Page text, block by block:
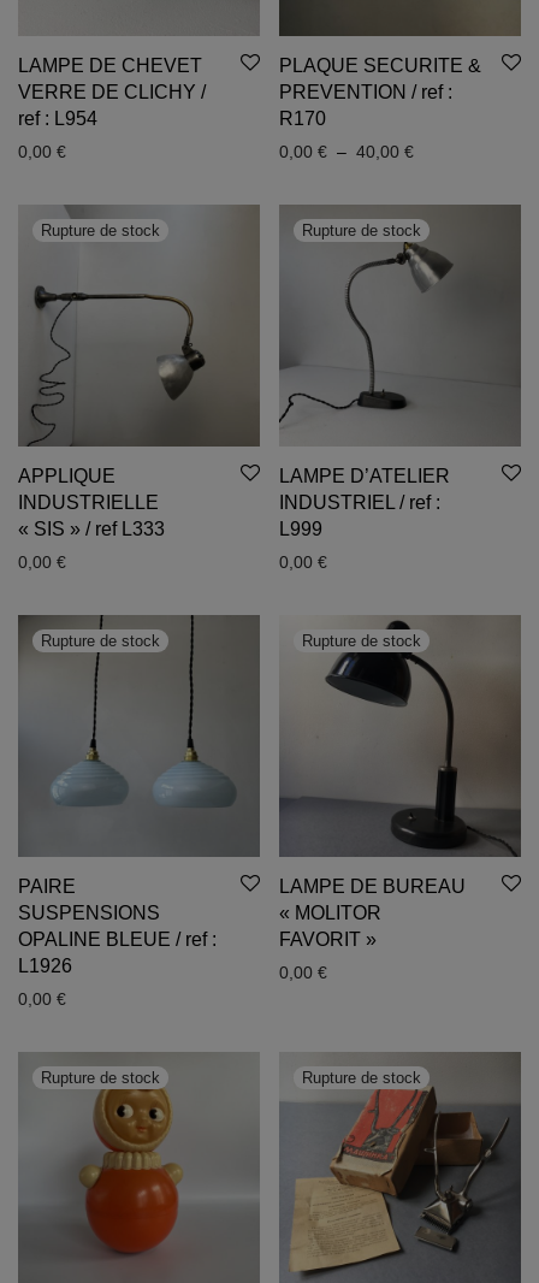
LAMPE DE CHEVET
VERRE DE CLICHY /
ref : L954
0,00 €
PLAQUE SECURITE &
PREVENTION / ref :
R170
0,00 € – 40,00 €Plage de prix :
APPLIQUE
INDUSTRIELLE
« SIS » / ref L333
0,00 €
LAMPE D’ATELIER
INDUSTRIEL / ref :
L999
0,00 €
PAIRE
SUSPENSIONS
OPALINE BLEUE / ref :
L1926
0,00 €
LAMPE DE BUREAU
« MOLITOR
FAVORIT »
0,00 €